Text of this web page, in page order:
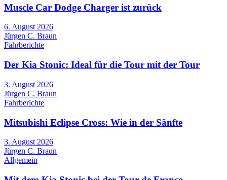
Muscle Car Dodge Charger ist zurück
6. August 2026
Jürgen C. Braun
Fahrberichte
Der Kia Stonic: Ideal für die Tour mit der Tour
3. August 2026
Jürgen C. Braun
Fahrberichte
Mitsubishi Eclipse Cross: Wie in der Sänfte
3. August 2026
Jürgen C. Braun
Allgemein